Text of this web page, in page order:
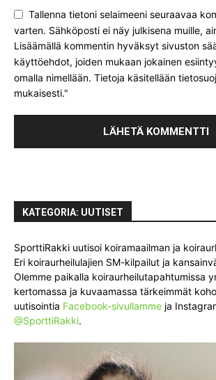
Tallenna tietoni selaimeeni seuraavaa
varten. Sähköposti ei näy julkisena muille,
Lisäämällä kommentin hyväksyt sivuston
käyttöehdot, joiden mukaan jokainen
omalla nimellään. Tietoja käsitellään
mukaisesti."
KATEGORIA: UUTISET
SporttiRakki uutisoi koiramaailman ja
Eri koiraurheilulajien SM-kilpailut ja
Olemme paikalla koiraurheilutapahtumissa
kertomassa ja kuvaamassa tärkeimmät
uutisointia Facebook-sivullamme ja
@SporttiRakki.